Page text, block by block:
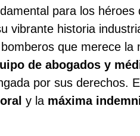
para los héroes
vibrante historia
que merece la
de abogados y
por sus derechos.
y la máxima